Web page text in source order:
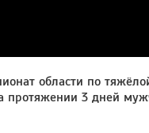
области по
протяжении 3 дней